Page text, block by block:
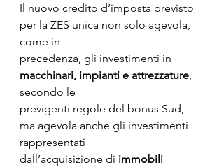
Il nuovo credito d’imposta previsto
per la ZES unica non solo agevola,
come in
precedenza, gli investimenti in
macchinari, impianti e attrezzature,
secondo le
previgenti regole del bonus Sud,
ma agevola anche gli investimenti
rappresentati
dall’acquisizione di immobili